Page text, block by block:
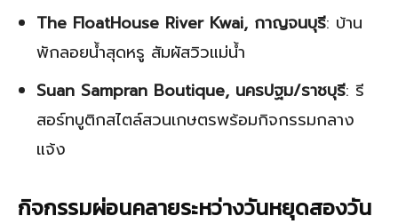
The FloatHouse River Kwai, กาญจนบุรี: บ้าน
พักลอยน้ำสุดหรู สัมผัสวิวแม่น้ำ
Suan Sampran Boutique, นครปฐม/ราชบุรี: รี
สอร์ทบูติกสไตล์สวนเกษตรพร้อมกิจกรรมกลาง
แจ้ง
กิจกรรมผ่อนคลายระหว่างวันหยุดสองวัน